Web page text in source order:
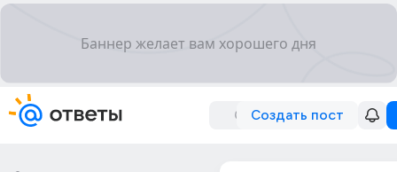
Создать пост